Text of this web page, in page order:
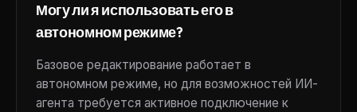
Могу ли я использовать его в
автономном режиме?
Базовое редактирование работает в
автономном режиме, но для возможностей ИИ-
агента требуется активное подключение к